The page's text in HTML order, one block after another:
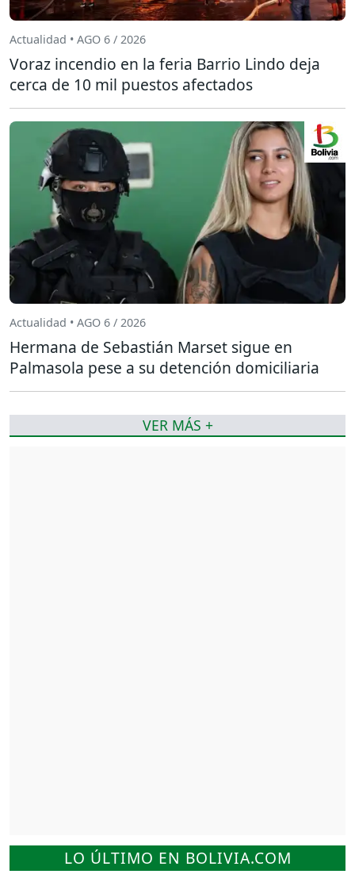
LO ÚLTIMO EN BOLIVIA.COM
Actualidad • AGO 6 / 2026
Voraz incendio en la feria Barrio Lindo deja
cerca de 10 mil puestos afectados
Actualidad • AGO 6 / 2026
Hermana de Sebastián Marset sigue en
Palmasola pese a su detención domiciliaria
VER MÁS +